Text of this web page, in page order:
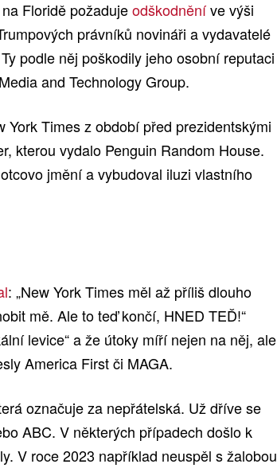
Floridě požadujeodškodněníve výši
právníků novináři a vydavatelé
podle něj poškodily jeho osobní reputaci
and Technology Group.
Times z období před prezidentskými
kterou vydalo Penguin Random House.
jmění a vybudoval iluzi vlastního
: „New York Times měl až příliš dlouho
mě. Ale to teď končí, HNED TEĎ!“
levice“ a že útoky míří nejen na něj, ale
America First či MAGA.
označuje za nepřátelská. Už dříve se
ABC. V některých případech došlo k
V roce 2023 například neuspěl s žalobou